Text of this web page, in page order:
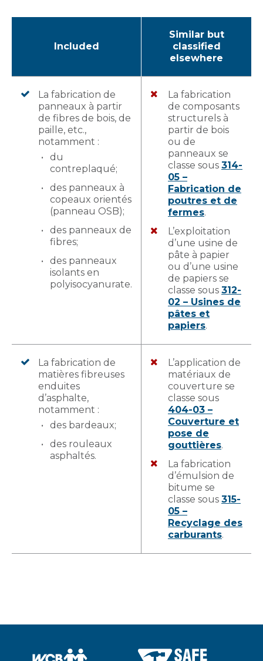
Included
Similar but
classified
elsewhere
La fabrication de
panneaux à partir
de fibres de bois, de
paille, etc.,
notamment :
du
contreplaqué;
des panneaux à
copeaux orientés
(panneau OSB);
des panneaux de
fibres;
des panneaux
isolants en
polyisocyanurate.
La fabrication
de composants
structurels à
partir de bois
ou de
panneaux se
classe sous 314-
05 –
Fabrication de
poutres et de
fermes.
L’exploitation
d’une usine de
pâte à papier
ou d’une usine
de papiers se
classe sous 312-
02 – Usines de
pâtes et
papiers.
La fabrication de
matières fibreuses
enduites
d’asphalte,
notamment :
des bardeaux;
des rouleaux
asphaltés.
L’application de
matériaux de
couverture se
classe sous
404-03 –
Couverture et
pose de
gouttières.
La fabrication
d’émulsion de
bitume se
classe sous 315-
05 –
Recyclage des
carburants.